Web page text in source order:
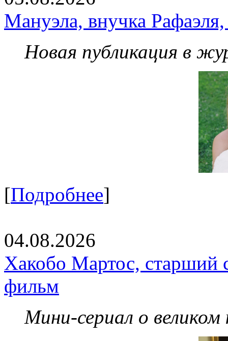
Мануэла, внучка
Новая публикация в
[Подробнее]
04.08.2026
Хакобо Мартос, старший
фильм
Мини-сериал о великом